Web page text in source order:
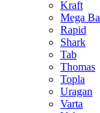
Kraft
Mega
Rapid
Shark
Tab
Thomas
Topla
Uragan
Varta